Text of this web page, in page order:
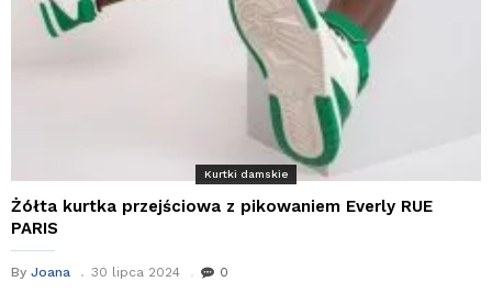
Kurtki damskie
Żółta kurtka przejściowa z pikowaniem Everly RUE
PARIS
By Joana 30 lipca 2024 0